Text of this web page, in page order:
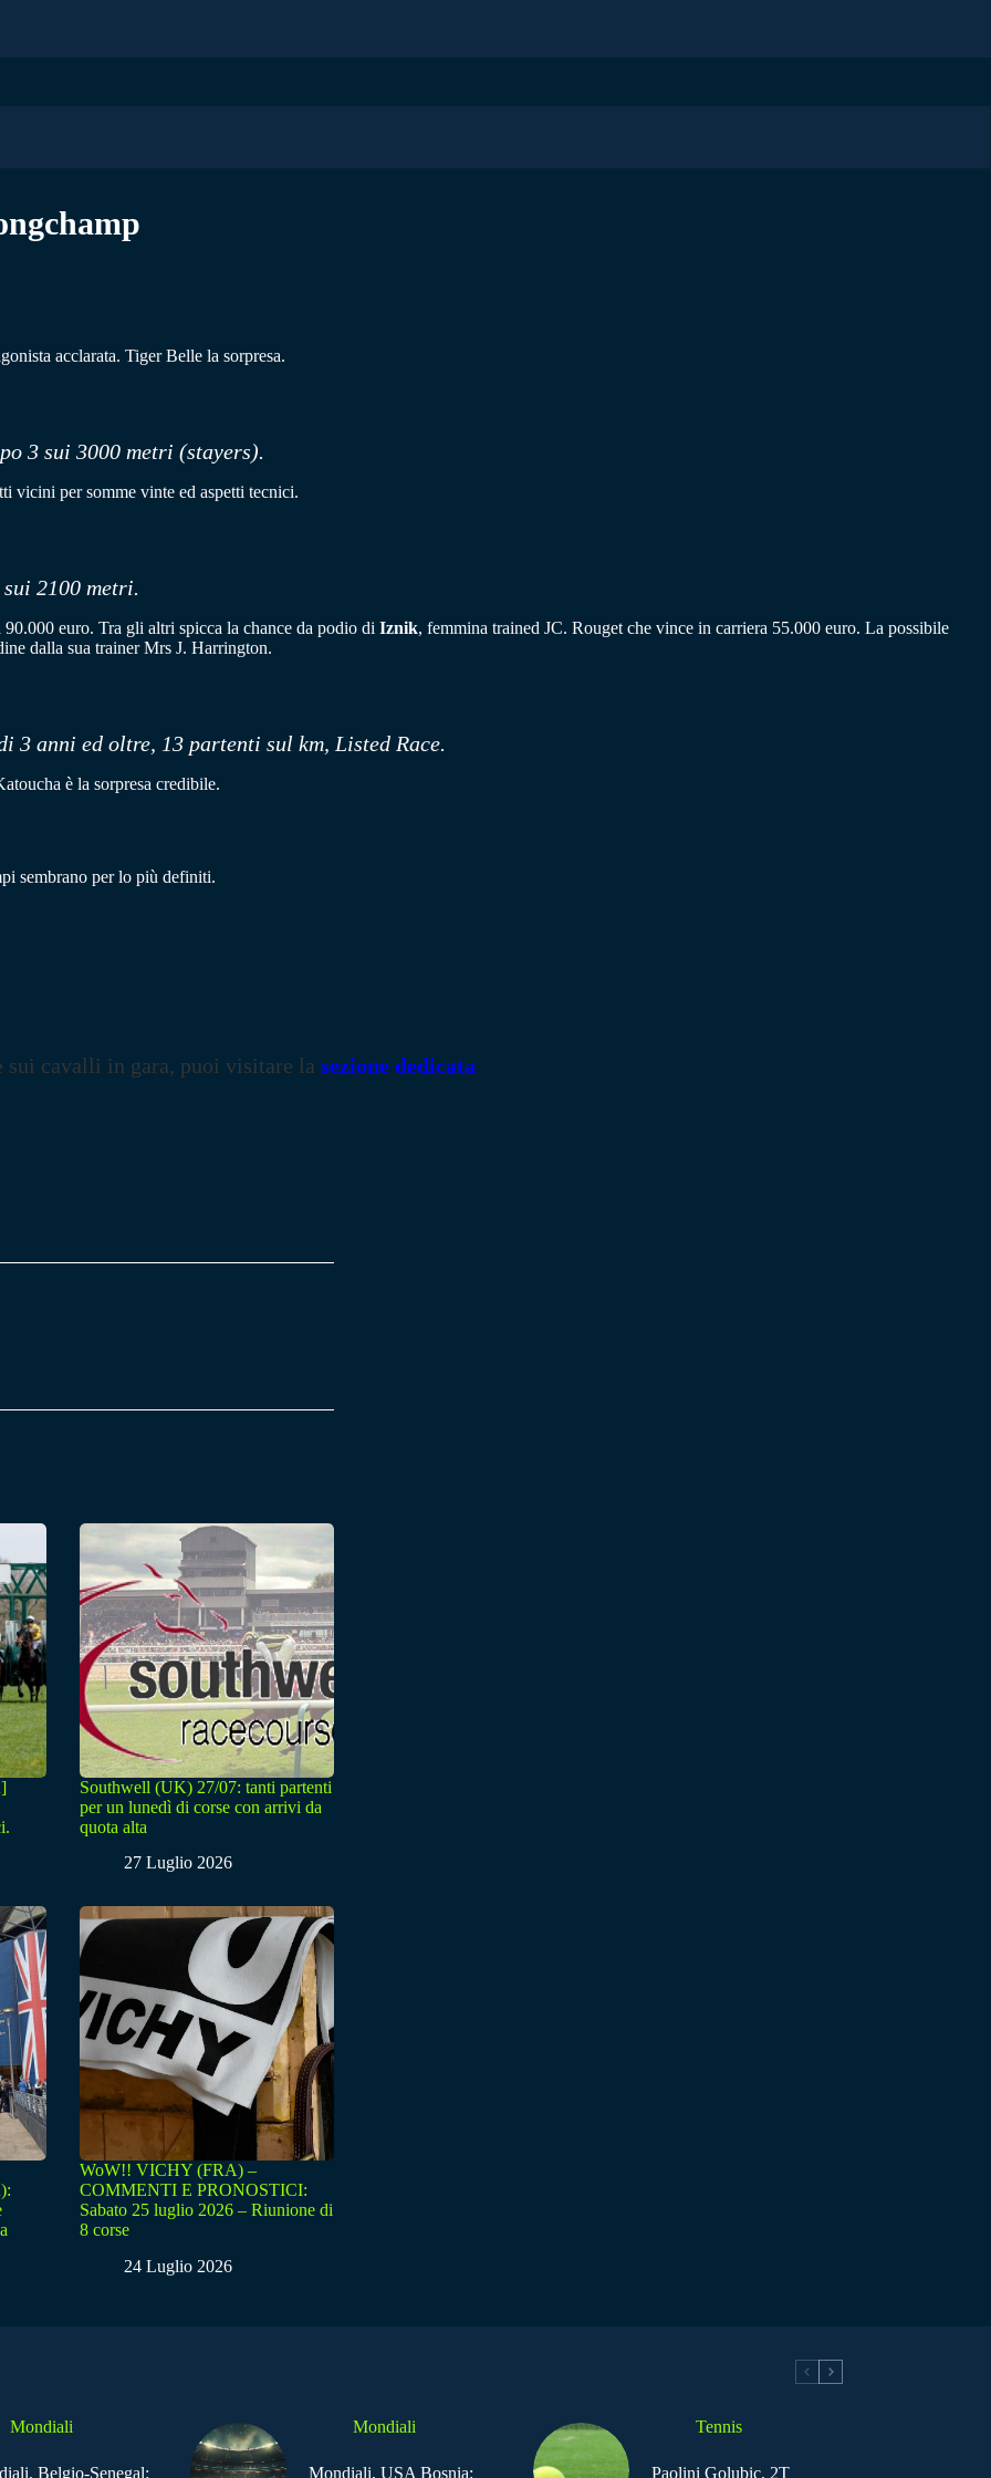
acclarata. Tiger Belle la sorpresa.
3 sui 3000 metri (stayers).
vicini per somme vinte ed aspetti tecnici.
2100 metri.
euro. Tra gli altri spicca la chance da podio di Iznik, femmina trained JC. Rouget che vince in carriera 55.000 euro. La possibile
dalla sua trainer Mrs J. Harrington.
anni ed oltre, 13 partenti sul km, Listed Race.
è la sorpresa credibile.
sembrano per lo più definiti.
sui cavalli in gara, puoi visitare la sezione dedicata
Southwell (UK) 27/07: tanti partenti
per un lunedì di corse con arrivi da
quota alta
27 Luglio 2026
WoW!! VICHY (FRA) –
COMMENTI E PRONOSTICI:
Sabato 25 luglio 2026 – Riunione di
8 corse
24 Luglio 2026
Mondiali
Belgio-Senegal:
Mondiali
Mondiali, USA Bosnia:
Tennis
Paolini Golubic, 2T